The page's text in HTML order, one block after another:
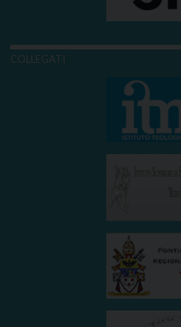
COLLEGATI